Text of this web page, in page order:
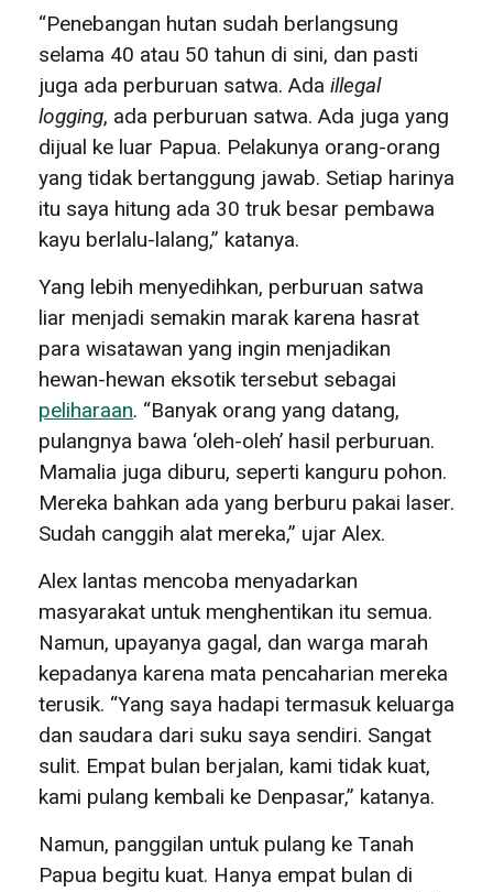
“Penebangan hutan sudah berlangsung
selama 40 atau 50 tahun di sini, dan pasti
juga ada perburuan satwa. Ada illegal
logging, ada perburuan satwa. Ada juga yang
dijual ke luar Papua. Pelakunya orang-orang
yang tidak bertanggung jawab. Setiap harinya
itu saya hitung ada 30 truk besar pembawa
kayu berlalu-lalang,” katanya.
Yang lebih menyedihkan, perburuan satwa
liar menjadi semakin marak karena hasrat
para wisatawan yang ingin menjadikan
hewan-hewan eksotik tersebut sebagai
peliharaan. “Banyak orang yang datang,
pulangnya bawa ‘oleh-oleh’ hasil perburuan.
Mamalia juga diburu, seperti kanguru pohon.
Mereka bahkan ada yang berburu pakai laser.
Sudah canggih alat mereka,” ujar Alex.
Alex lantas mencoba menyadarkan
masyarakat untuk menghentikan itu semua.
Namun, upayanya gagal, dan warga marah
kepadanya karena mata pencaharian mereka
terusik. “Yang saya hadapi termasuk keluarga
dan saudara dari suku saya sendiri. Sangat
sulit. Empat bulan berjalan, kami tidak kuat,
kami pulang kembali ke Denpasar,” katanya.
Namun, panggilan untuk pulang ke Tanah
Papua begitu kuat. Hanya empat bulan di